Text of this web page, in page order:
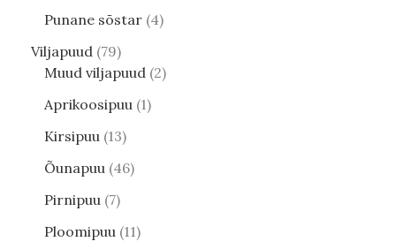
Punane sõstar 4
Viljapuud 79
Muud viljapuud 2
Aprikoosipuu 1
Kirsipuu 13
Õunapuu 46
Pirnipuu 7
Ploomipuu 11